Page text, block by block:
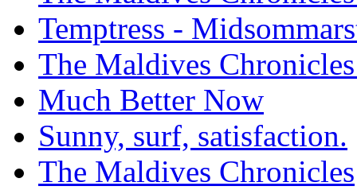
Temptress -
The Maldives
Much Better Now
Sunny, surf, satisfaction.
The Maldives Chronicles